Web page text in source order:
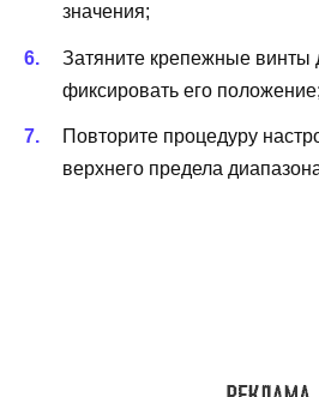
значения;
Затяните крепежные винты
фиксировать его положение;
Повторите процедуру
верхнего предела